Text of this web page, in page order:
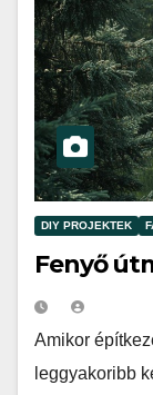
DIY PROJEKTEK
Fenyő
Amikor
leggyakoribb